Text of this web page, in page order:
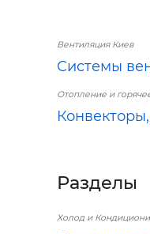
Вентиляция Киев
Системы
Отопление и
Разделы
Холод и